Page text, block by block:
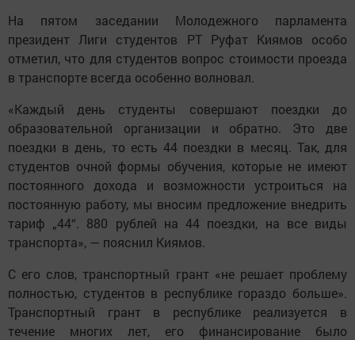
На пятом заседании Молодежного парламента
президент Лиги студентов РТ Руфат Киямов особо
отметил, что для студентов вопрос стоимости проезда
в транспорте всегда особенно волновал.
«Каждый день студенты совершают поездки до
образовательной организации и обратно. Это две
поездки в день, то есть 44 поездки в месяц. Так, для
студентов очной формы обучения, которые не имеют
постоянного дохода и возможности устроиться на
постоянную работу, мы вносим предложение внедрить
тариф „44“. 880 рублей на 44 поездки, на все виды
транспорта», — пояснил Киямов.
С его слов, транспортный грант «не решает проблему
полностью, студентов в республике гораздо больше».
Транспортный грант в республике реализуется в
течение многих лет, его финансирование было